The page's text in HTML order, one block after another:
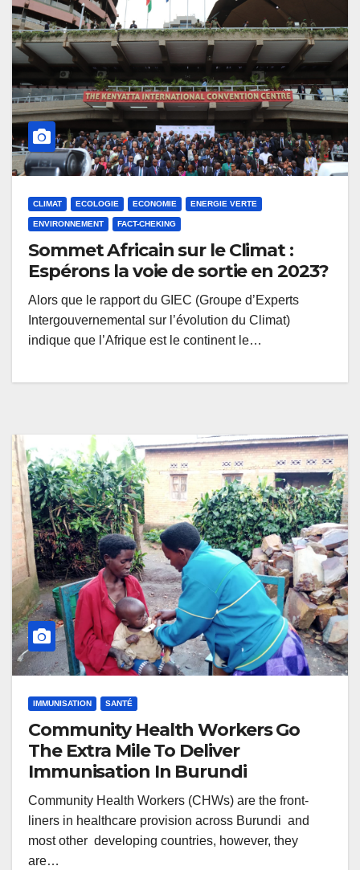
CLIMAT ECOLOGIE ECONOMIE ENERGIE VERTE
ENVIRONNEMENT FACT-CHEKING
Sommet Africain sur le Climat :
Espérons la voie de sortie en 2023?
Alors que le rapport du GIEC (Groupe d’Experts
Intergouvernemental sur l’évolution du Climat)
indique que l’Afrique est le continent le…
IMMUNISATION SANTÉ
Community Health Workers Go
The Extra Mile To Deliver
Immunisation In Burundi
Community Health Workers (CHWs) are the front-
liners in healthcare provision across Burundi and
most other developing countries, however, they
are…